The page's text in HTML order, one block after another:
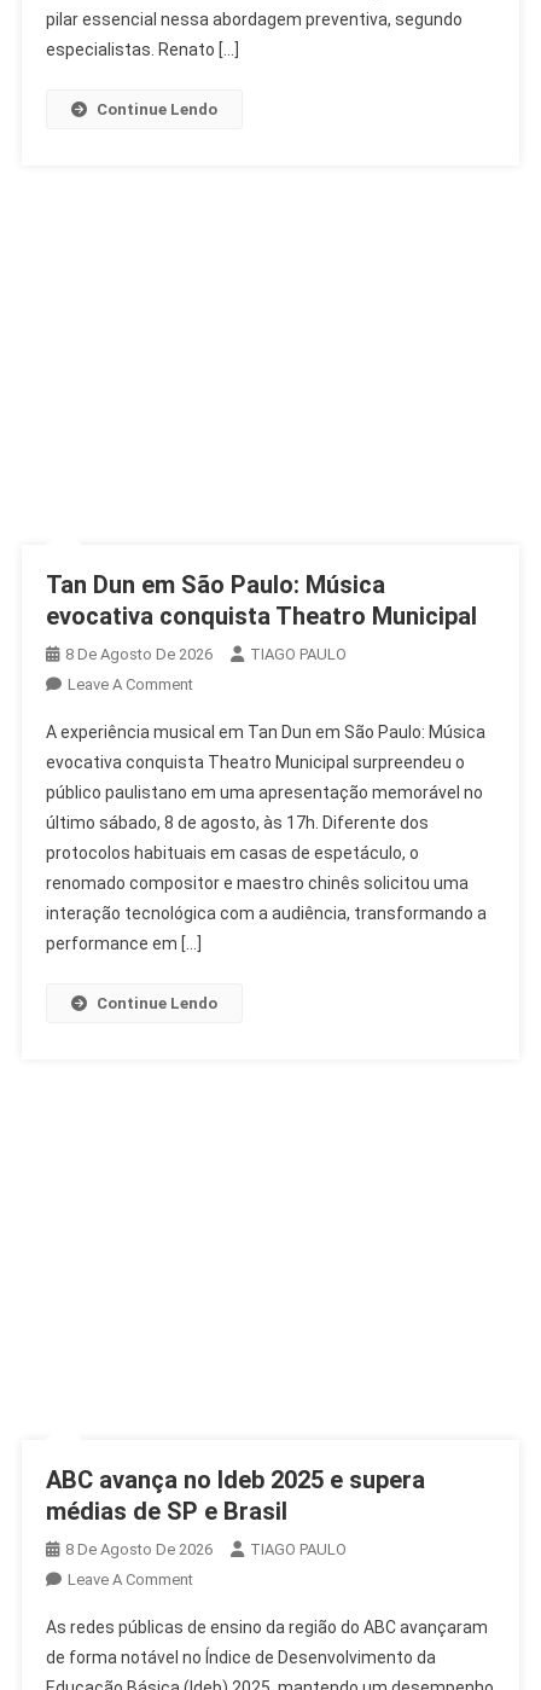
Cardiologista
pilar essencial nessa abordagem preventiva, segundo
especialistas. Renato […]
Continue Lendo
Tan Dun em São Paulo: Música
evocativa conquista Theatro Municipal
8 De Agosto De 2026
TIAGO PAULO
Leave A CommentOn
Dun
Em
São
Paulo:
Música
Evocativa
Conquista
Theatro
A experiência musical em Tan Dun em São Paulo: Música
evocativa conquista Theatro Municipal surpreendeu o
público paulistano em uma apresentação memorável no
último sábado, 8 de agosto, às 17h. Diferente dos
protocolos habituais em casas de espetáculo, o
renomado compositor e maestro chinês solicitou uma
interação tecnológica com a audiência, transformando a
performance em […]
Continue Lendo
ABC avança no Ideb 2025 e supera
médias de SP e Brasil
8 De Agosto De 2026
TIAGO PAULO
Leave A CommentOn
Avança
No
As redes públicas de ensino da região do ABC avançaram
de forma notável no Índice de Desenvolvimento da